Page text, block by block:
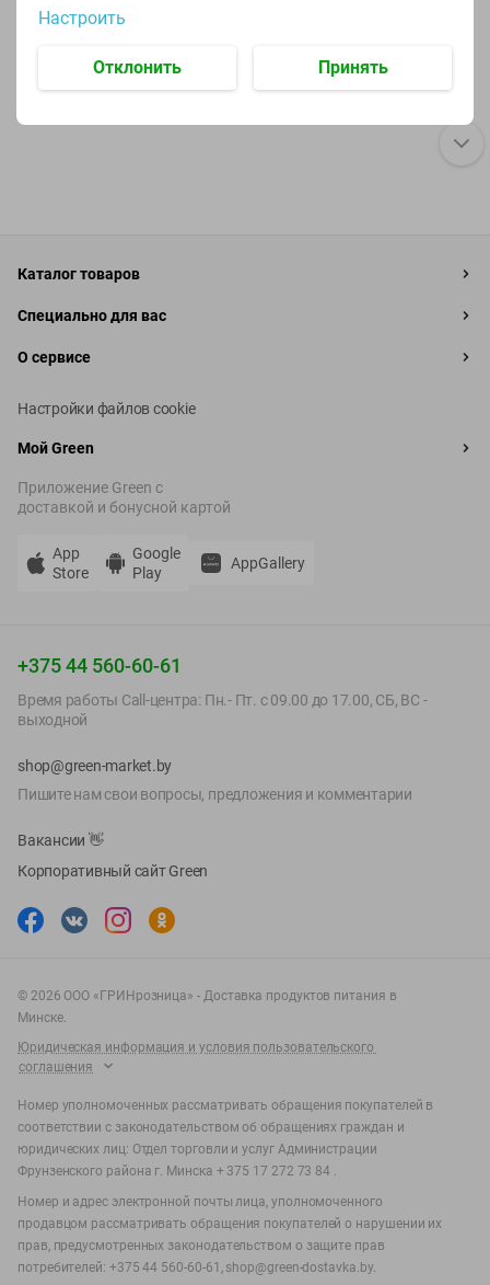
Каталог товаров
Специально для вас
О сервисе
Настройки файлов cookie
Мой Green
Приложение Green c
доставкой и бонусной картой
App
Store
Google
Play
AppGallery
+375 44 560-60-61
Время работы Call-центра: Пн.- Пт. с 09.00 до 17.00, СБ, ВС -
выходной
shop@green-market.by
Пишите нам свои вопросы, предложения и комментарии
Вакансии 👋
Корпоративный сайт Green
© 2026 ООО «ГРИНрозница» - Доставка продуктов питания в
Минске.
Юридическая информация и условия пользовательского
соглашения
Номер уполномоченных рассматривать обращения покупателей в
соответствии с законодательством об обращениях граждан и
юридических лиц: Отдел торговли и услуг Администрации
Фрунзенского района г. Минска + 375 17 272 73 84 .
Номер и адрес электронной почты лица, уполномоченного
продавцом рассматривать обращения покупателей о нарушении их
прав, предусмотренных законодательством о защите прав
потребителей: +375 44 560-60-61, shop@green-dostavka.by.
Настроить
Отклонить Принять